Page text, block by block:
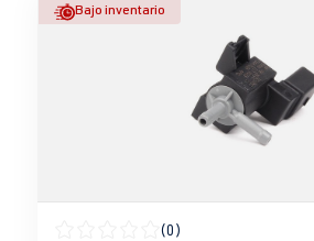
Bajo inventario
(0)